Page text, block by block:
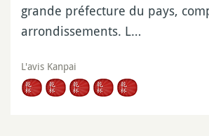
grande préfecture du pays,
arrondissements. L…
L'avis Kanpai